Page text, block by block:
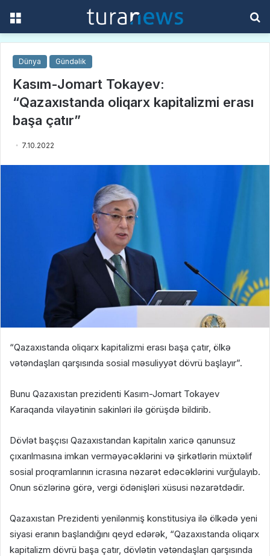
Dünya Gündəlik
Kasım-Jomart Tokayev:
“Qazaxıstanda oliqarx kapitalizmi erası
başa çatır”
7.10.2022
“Qazaxıstanda oliqarx kapitalizmi erası başa çatır, ölkə
vətəndaşları qarşısında sosial məsuliyyət dövrü başlayır”.
Bunu Qazaxıstan prezidenti Kasım-Jomart Tokayev
Karaqanda vilayətinin sakinləri ilə görüşdə bildirib.
Dövlət başçısı Qazaxıstandan kapitalın xaricə qanunsuz
çıxarılmasına imkan verməyəcəklərini və şirkətlərin müxtəlif
sosial proqramlarının icrasına nəzarət edəcəklərini vurğulayıb.
Onun sözlərinə görə, vergi ödənişləri xüsusi nəzarətdədir.
Qazaxıstan Prezidenti yenilənmiş konstitusiya ilə ölkədə yeni
siyasi eranın başlandığını qeyd edərək, “Qazaxıstanda oliqarx
kapitalizm dövrü başa çatır, dövlətin vətəndaşları qarşısında